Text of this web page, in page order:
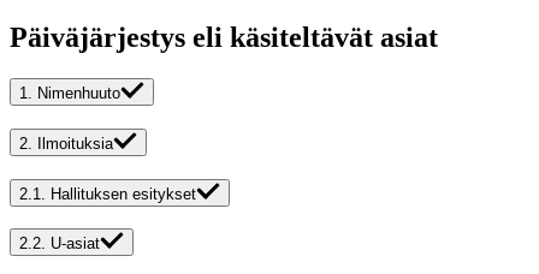
Päiväjärjestys eli käsiteltävät asiat
1. Nimenhuuto
2. Ilmoituksia
2.1. Hallituksen esitykset
2.2. U-asiat